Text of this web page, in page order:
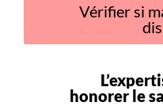
Vérifier si
honorer le